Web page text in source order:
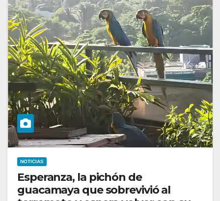
NOTICIAS
Esperanza, la pichón de
guacamaya que sobrevivió al